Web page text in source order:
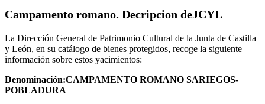
Campamento romano. Decripcion deJCYL
La Dirección General de Patrimonio Cultural de la Junta de Castilla
y León, en su catálogo de bienes protegidos, recoge la siguiente
información sobre estos yacimientos:
Denominación:CAMPAMENTO ROMANO SARIEGOS-
POBLADURA